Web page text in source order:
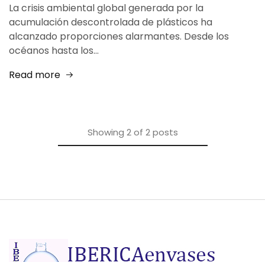
La crisis ambiental global generada por la
acumulación descontrolada de plásticos ha
alcanzado proporciones alarmantes. Desde los
océanos hasta los…
Read more
Showing 2of 2posts